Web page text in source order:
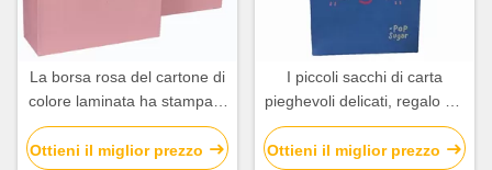
La borsa rosa del cartone di
colore laminata ha stampato
il lusso per la
compera/regalo
Ottieni il miglior prezzo
I piccoli sacchi di carta
pieghevoli delicati, regalo del
cartone insacca Eco
amichevole
Ottieni il miglior prezzo